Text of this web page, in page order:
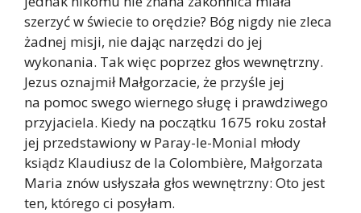
szerzyć w świecie to orędzie? Bóg nigdy nie zleca
żadnej misji, nie dając narzędzi do jej
wykonania. Tak więc poprzez głos wewnętrzny.
Jezus oznajmił Małgorzacie, że przyśle jej
na pomoc swego wiernego sługę i prawdziwego
przyjaciela. Kiedy na początku 1675 roku został
jej przedstawiony w Paray-le-Monial młody
ksiądz Klaudiusz de la Colombière, Małgorzata
Maria znów usłyszała głos wewnętrzny: Oto jest
ten, którego ci posyłam.